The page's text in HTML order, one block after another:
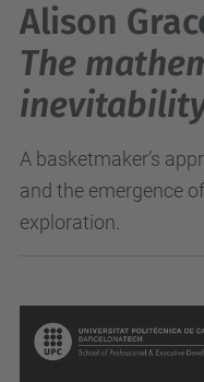
Alison
The
A basketmaker’s
and the emergence
exploration.